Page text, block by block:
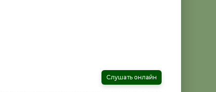
Слушать онлайн